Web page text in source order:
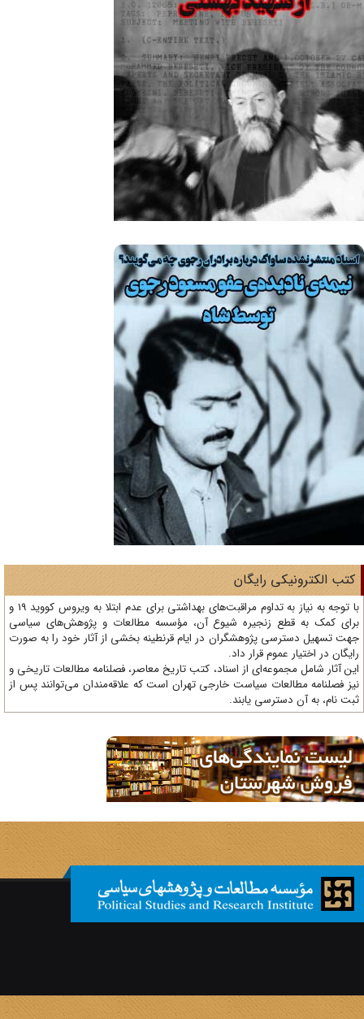
الکترونیکی رایگان
با توجه به نیاز به تداوم مراقبت‌های بهداشتی برای عدم ابتلا به ویروس کووید 19 و
کمک به قطع زنجیره شیوع آن، مؤسسه مطالعات و پژوهش‌های سیاسی
تسهیل دسترسی پژوهشگران در ایام قرنطینه بخشی از آثار خود را به صورت
در اختیار عموم قرار داد.
آثار شامل مجموعه‌ای از اسناد، کتب تاریخ معاصر، فصلنامه‌ مطالعات تاریخی و
فصلنامه مطالعات سیاست خارجی تهران است که علاقه‌مندان می‌توانند پس از
نام، به آن دسترسی یابند.